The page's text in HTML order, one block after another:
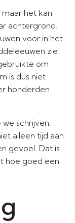
het kan
achtergrond.
voor in het
zie
om
is dus niet
honderden
schrijven.
alleen tijd aan
gevoel. Dat is
hoe goed een